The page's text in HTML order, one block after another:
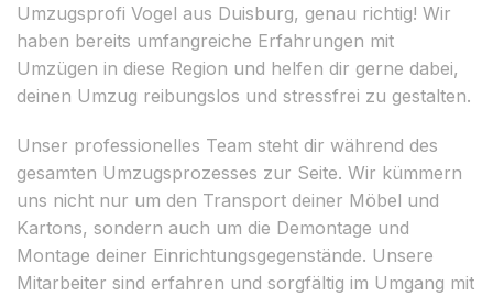
Umzugsprofi Vogel aus Duisburg, genau richtig! Wir
haben bereits umfangreiche Erfahrungen mit
Umzügen in diese Region und helfen dir gerne dabei,
deinen Umzug reibungslos und stressfrei zu gestalten.
Unser professionelles Team steht dir während des
gesamten Umzugsprozesses zur Seite. Wir kümmern
uns nicht nur um den Transport deiner Möbel und
Kartons, sondern auch um die Demontage und
Montage deiner Einrichtungsgegenstände. Unsere
Mitarbeiter sind erfahren und sorgfältig im Umgang mit